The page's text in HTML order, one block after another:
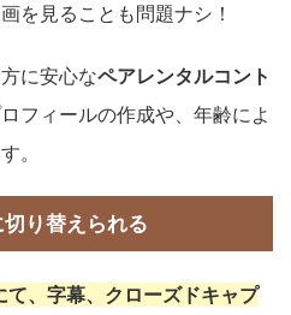
を見ることも問題ナシ！
に安心なペアレンタルコント
フィールの作成や、年齢によ
。
り替えられる
、字幕、クローズドキャプ